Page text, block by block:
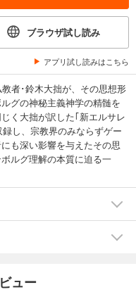
ブラウザ試し読み
アプリ試し読みはこちら
者･鈴木大拙が、その思想形
グの神秘主義神学の精髄を
く大拙が訳した｢新エルサレ
し、宗教界のみならずゲー
も深い影響を与えたその思
ルグ理解の本質に迫る一
ュー